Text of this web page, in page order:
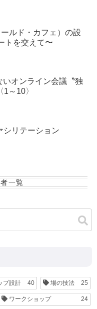
ルド・カフェ）の設
トを交えて〜
いオンライン会議〝独
～10〉
シリテーション
プ設計 40 場の技法 25
ワークショップ 24